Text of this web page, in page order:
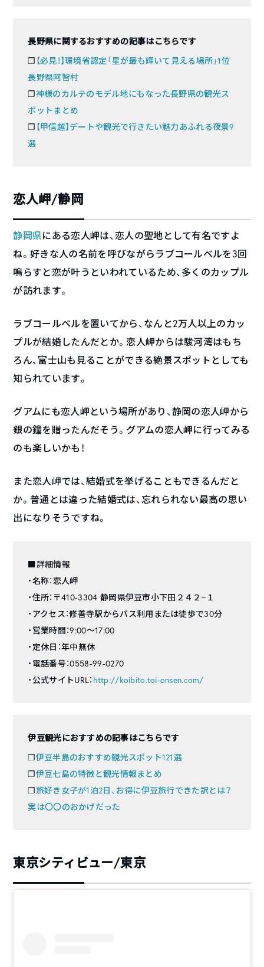
長野県に関するおすすめの記事はこちらです
❐ 【必見！】環境省認定「星が最も輝いて見える場所」1位
長野県阿智村
❐神様のカルテのモデル地にもなった長野県の観光ス
ポットまとめ
❐ 【甲信越】デートや観光で行きたい魅力あふれる夜景9
選
恋人岬/静岡
静岡県にある恋人岬は、恋人の聖地として有名ですよ
ね。好きな人の名前を呼びながらラブコールベルを3回
鳴らすと恋が叶うといわれているため、多くのカップル
が訪れます。
ラブコールベルを置いてから、なんと2万人以上のカッ
プルが結婚したんだとか。恋人岬からは駿河湾はもち
ろん、富士山も見ることができる絶景スポットとしても
知られています。
グアムにも恋人岬という場所があり、静岡の恋人岬から
銀の鐘を贈ったんだそう。グアムの恋人岬に行ってみる
のも楽しいかも！
また恋人岬では、結婚式を挙げることもできるんだと
か。普通とは違った結婚式は、忘れられない最高の思い
出になりそうですね。
■詳細情報
・名称：恋人岬
・住所：〒410-3304 静岡県伊豆市小下田２４２−１
・アクセス：修善寺駅からバス利用または徒歩で30分
・営業時間：9:00〜17:00
・定休日：年中無休
・電話番号：0558-99-0270
・公式サイトURL： http://koibito.toi-onsen.com/
伊豆観光におすすめの記事はこちらです
❐伊豆半島のおすすめ観光スポット121選
❐伊豆七島の特徴と観光情報まとめ
❐旅好き女子が1泊2日、お得に伊豆旅行できた訳とは？
実は〇〇のおかげだった
東京シティビュー/東京